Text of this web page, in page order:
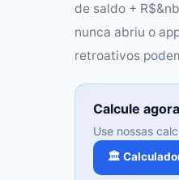
de saldo +
nunca abriu o
retroativos
Calcule
Use nossas
🏛️